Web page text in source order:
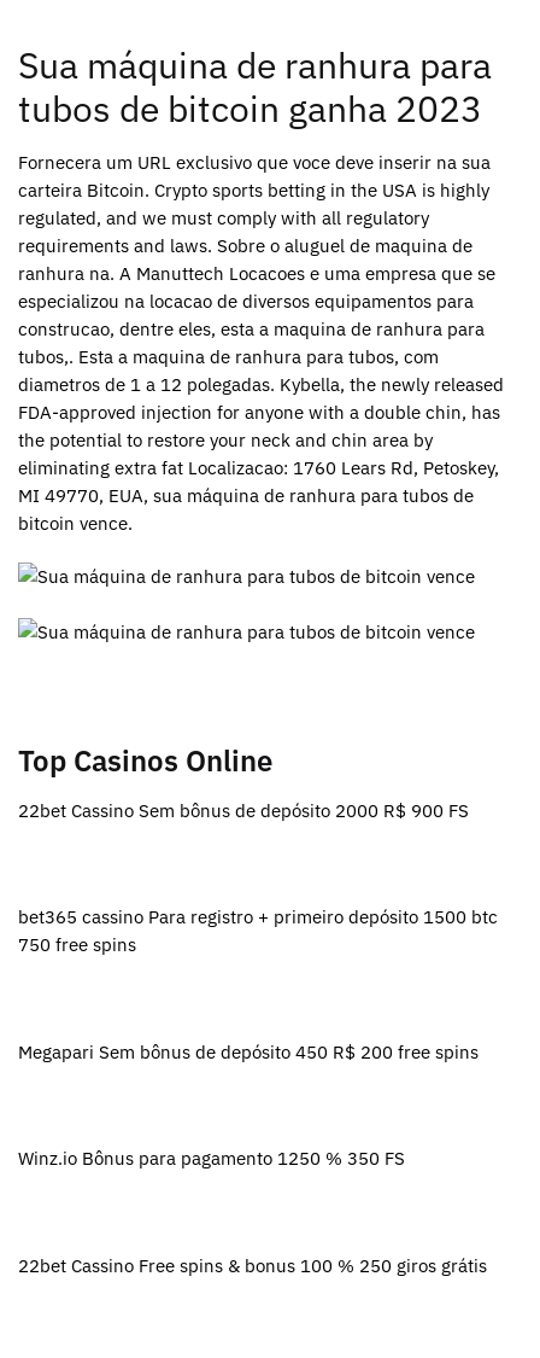
Sua máquina de ranhura para
tubos de bitcoin ganha 2023
Fornecera um URL exclusivo que voce deve inserir na sua
carteira Bitcoin. Crypto sports betting in the USA is highly
regulated, and we must comply with all regulatory
requirements and laws. Sobre o aluguel de maquina de
ranhura na. A Manuttech Locacoes e uma empresa que se
especializou na locacao de diversos equipamentos para
construcao, dentre eles, esta a maquina de ranhura para
tubos,. Esta a maquina de ranhura para tubos, com
diametros de 1 a 12 polegadas. Kybella, the newly released
FDA-approved injection for anyone with a double chin, has
the potential to restore your neck and chin area by
eliminating extra fat Localizacao: 1760 Lears Rd, Petoskey,
MI 49770, EUA, sua máquina de ranhura para tubos de
bitcoin vence.
Top Casinos Online
22bet Cassino Sem bônus de depósito 2000 R$ 900 FS
bet365 cassino Para registro + primeiro depósito 1500 btc
750 free spins
Megapari Sem bônus de depósito 450 R$ 200 free spins
Winz.io Bônus para pagamento 1250 % 350 FS
22bet Cassino Free spins & bonus 100 % 250 giros grátis